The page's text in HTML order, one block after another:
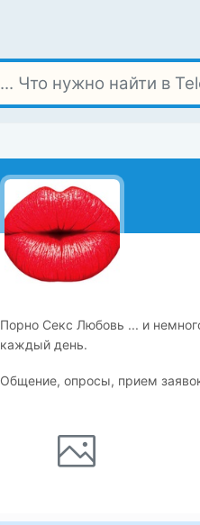
Порно Секс Любовь ... и
каждый день.
Общение, опросы, прием